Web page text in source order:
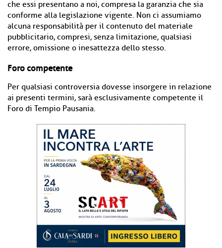
che essi presentano a noi, compresa la garanzia che sia
conforme alla legislazione vigente. Non ci assumiamo
alcuna responsabilità per il contenuto del materiale
pubblicitario, compresi, senza limitazione, qualsiasi
errore, omissione o inesattezza dello stesso.
Foro competente
Per qualsiasi controversia dovesse insorgere in relazione
ai presenti termini, sarà esclusivamente competente il
Foro di Tempio Pausania.